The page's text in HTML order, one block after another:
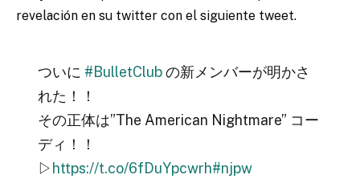
revelación en su twitter con el siguiente tweet.
ついに #BulletClubの新メンバーが明かさ
れた！！
その正体は”The American Nightmare” コー
ディ！！
▷ https://t.co/6fDuYpcwrh#njpw